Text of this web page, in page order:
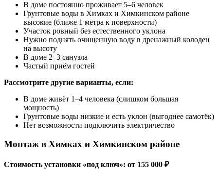
В доме постоянно проживает 5–6 человек
Грунтовые воды в Химках и Химкинском районе
высокие (ближе 1 метра к поверхности)
Участок ровный без естественного уклона
Нужно поднять очищенную воду в дренажный колодец
на высоту
В доме 2–3 санузла
Частый приём гостей
Рассмотрите другие варианты, если:
В доме живёт 1–4 человека (слишком большая
мощность)
Грунтовые воды низкие и есть уклон (выгоднее самотёк)
Нет возможности подключить электричество
Монтаж в Химках и Химкинском районе
Стоимость установки «под ключ»: от 155 000 ₽